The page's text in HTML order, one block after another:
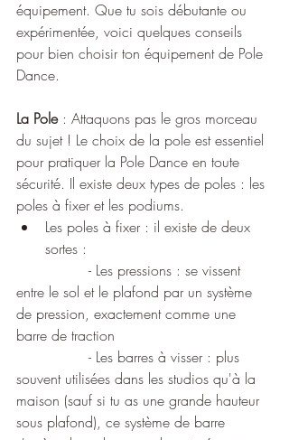
équipement. Que tu sois débutante ou
expérimentée, voici quelques conseils
pour bien choisir ton équipement de Pole
Dance.
La Pole : Attaquons pas le gros morceau
du sujet ! Le choix de la pole est essentiel
pour pratiquer la Pole Dance en toute
sécurité. Il existe deux types de poles : les
poles à fixer et les podiums.
Les poles à fixer : il existe de deux
sortes :
entre le sol et le plafond par un système
de pression, exactement comme une
barre de traction
souvent utilisées dans les studios qu'à la
maison (sauf si tu as une grande hauteur
sous plafond), ce système de barre